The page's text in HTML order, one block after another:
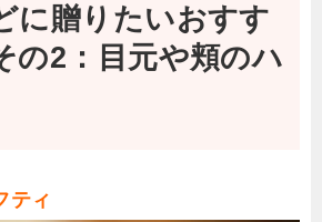
に贈りたいおすす
の2：目元や頬のハ
ティ